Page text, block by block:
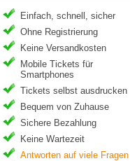
Einfach, schnell, sicher
Ohne Registrierung
Keine Versandkosten
Mobile Tickets für
Smartphones
Tickets selbst ausdrucken
Bequem von Zuhause
Sichere Bezahlung
Keine Wartezeit
Antworten auf viele Fragen